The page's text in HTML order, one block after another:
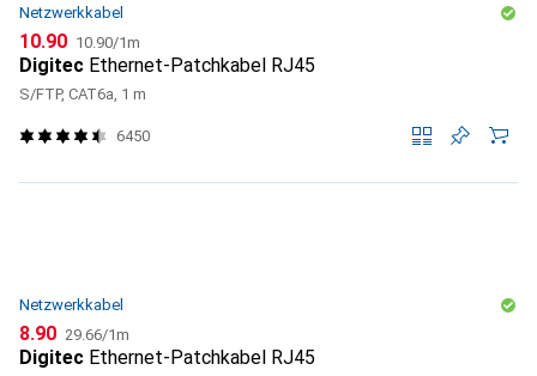
Netzwerkkabel
CHF
10.90 CHF
10.90/1m
Digitec Ethernet-Patchkabel RJ45
S/FTP, CAT6a, 1 m
6450
Netzwerkkabel
CHF
8.90 CHF
29.66/1m
Digitec Ethernet-Patchkabel RJ45